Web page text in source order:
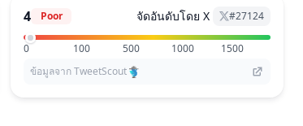
4 Poor จัดอันดับโดย X #27124
0 100 500 1000
1500
ข้อมูลจาก TweetScout